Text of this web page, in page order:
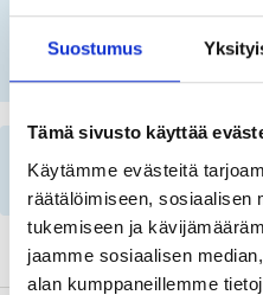
Suostumus
Tämä sivusto käyttää
Käytämme evästeitä
räätälöimiseen, sosiaalisen
tukemiseen ja
jaamme sosiaalisen
alan kumppaneillemme
Ei
VALITSE
Tärkeää tietoa varaosien
rekisterinumeron ja